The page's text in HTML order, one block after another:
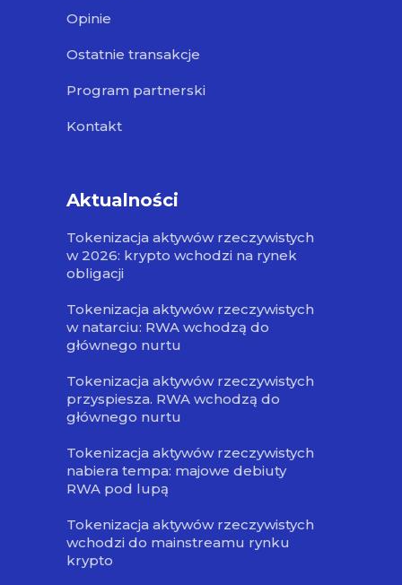
Opinie
Ostatnie transakcje
Program partnerski
Kontakt
Aktualności
Tokenizacja aktywów rzeczywistych
w 2026: krypto wchodzi na rynek
obligacji
Tokenizacja aktywów rzeczywistych
w natarciu: RWA wchodzą do
głównego nurtu
Tokenizacja aktywów rzeczywistych
przyspiesza. RWA wchodzą do
głównego nurtu
Tokenizacja aktywów rzeczywistych
nabiera tempa: majowe debiuty
RWA pod lupą
Tokenizacja aktywów rzeczywistych
wchodzi do mainstreamu rynku
krypto